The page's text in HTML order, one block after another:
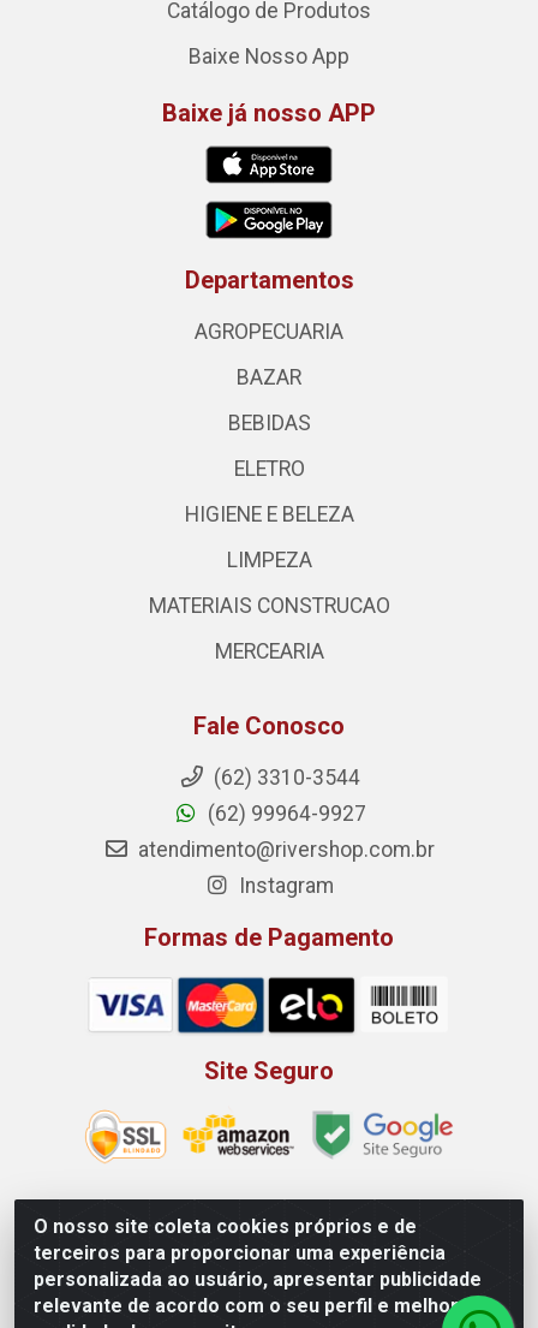
O nosso site coleta cookies próprios e de
terceiros para proporcionar uma experiência
personalizada ao usuário, apresentar publicidade
relevante de acordo com o seu perfil e melhorar a
Catálogo de Produtos
Baixe Nosso App
Baixe já nosso APP
Departamentos
AGROPECUARIA
BAZAR
BEBIDAS
ELETRO
HIGIENE E BELEZA
LIMPEZA
MATERIAIS CONSTRUCAO
MERCEARIA
Fale Conosco
(62) 3310-3544
(62) 99964-9927
atendimento@rivershop.com.br
Instagram
Formas de Pagamento
Site Seguro
Rio Vermelho Distribuição de Alimentos LTDA - Rodovia BR,
153, KM 52 N 00 QD 00 LT 16 - Bairro Jardim Eldorado,
Anápolis/GO - CEP 75.045-190 - CNPJ 10.912.900/0002-40